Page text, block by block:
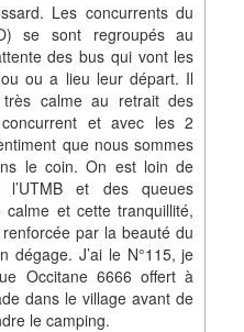
Les concurrents du
se sont regroupés au
des bus qui vont les
ou a lieu leur départ. Il
très calme au retrait des
et avec les 2
que nous sommes
le coin. On est loin de
l’UTMB et des queues
calme et cette tranquillité,
par la beauté du
dégage. J’ai le N°115, je
Occitane 6666 offert à
dans le village avant de
le camping.